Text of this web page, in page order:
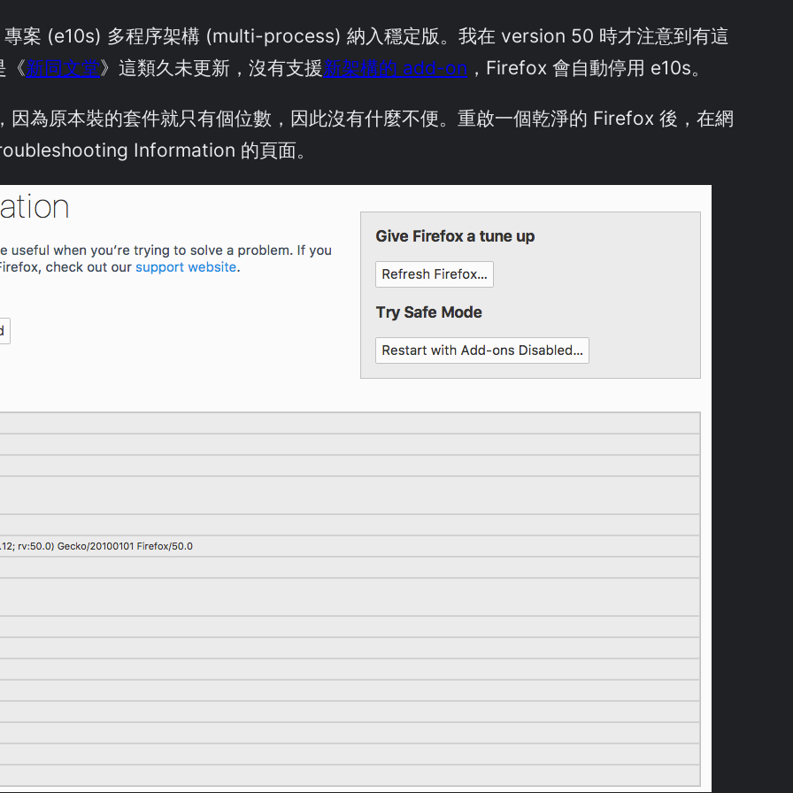
案 (e10s) 多程序架構 (multi-process) 納入穩定版。我在 version 50 時才注意到有這
《新同文堂》這類久未更新，沒有支援新架構的 add-on ，Firefox 會自動停用 e10s。
因為原本裝的套件就只有個位數，因此沒有什麼不便。重啟一個乾淨的 Firefox 後，在網
Information 的頁面。